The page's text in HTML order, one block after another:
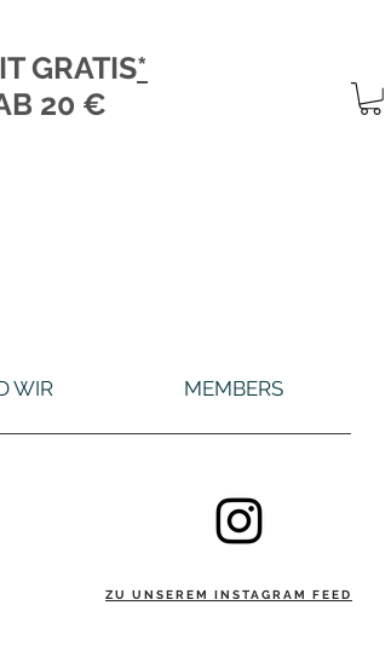
GRATIS*
20 €
WIR MEMBERS
ZU UNSEREM INSTAGRAM FEED